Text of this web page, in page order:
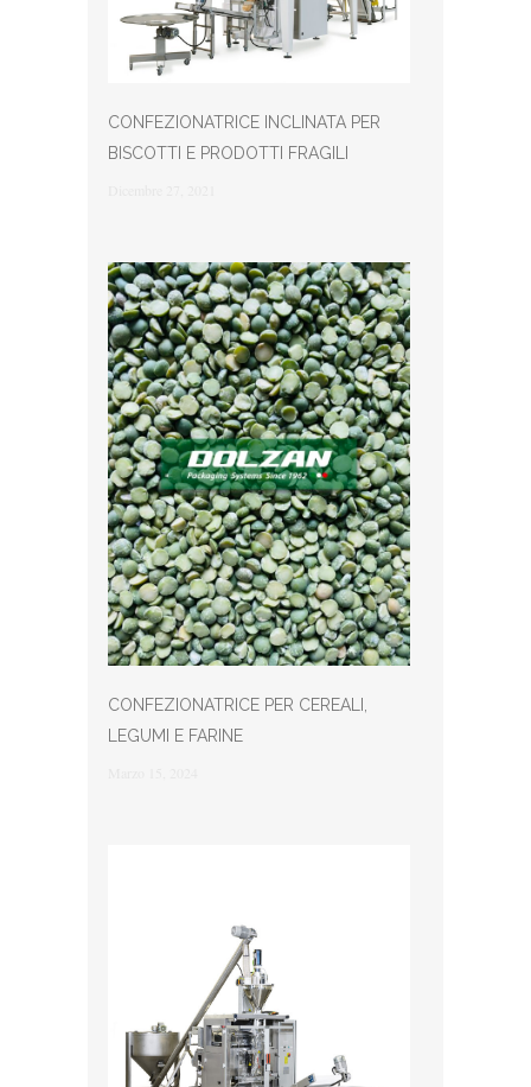
CONFEZIONATRICE INCLINATA PER
BISCOTTI E PRODOTTI FRAGILI
CONFEZIONATRICE PER CEREALI,
LEGUMI E FARINE